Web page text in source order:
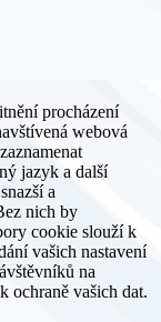
procházení
webová
jazyk a další
a
nich by
cookie slouží k
vašich nastavení
na
ochraně vašich dat.